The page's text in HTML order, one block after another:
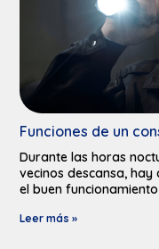
Funciones de un
Durante las horas
vecinos descansa,
el buen
Leer más »